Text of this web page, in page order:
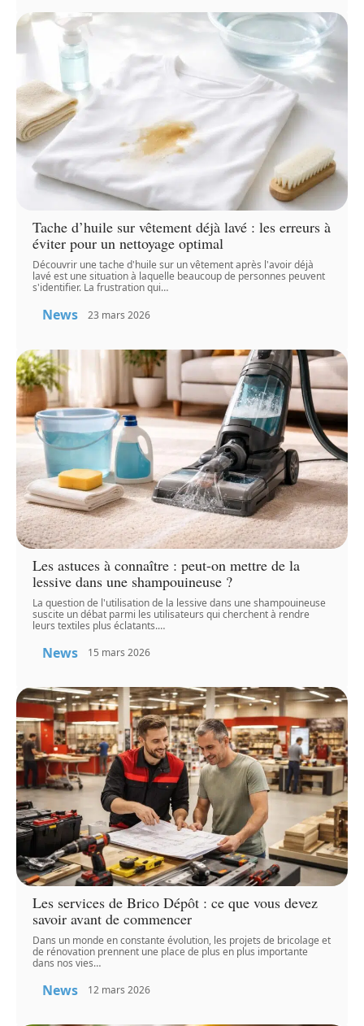
Tache d’huile sur vêtement déjà lavé : les erreurs à
éviter pour un nettoyage optimal
Découvrir une tache d'huile sur un vêtement après l'avoir déjà
lavé est une situation à laquelle beaucoup de personnes peuvent
s'identifier. La frustration qui…
News 23 mars 2026
Les astuces à connaître : peut-on mettre de la
lessive dans une shampouineuse ?
La question de l'utilisation de la lessive dans une shampouineuse
suscite un débat parmi les utilisateurs qui cherchent à rendre
leurs textiles plus éclatants.…
News 15 mars 2026
Les services de Brico Dépôt : ce que vous devez
savoir avant de commencer
Dans un monde en constante évolution, les projets de bricolage et
de rénovation prennent une place de plus en plus importante
dans nos vies…
News 12 mars 2026